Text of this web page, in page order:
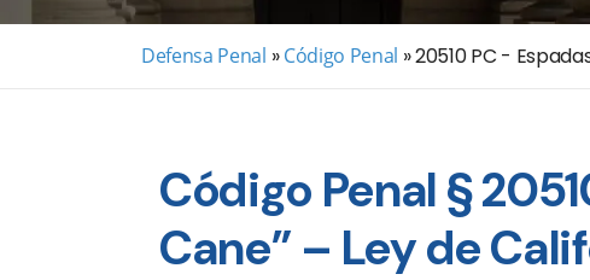
Defensa Penal » Código Penal »20510 PC -
Código Penal §
Cane” – Ley de